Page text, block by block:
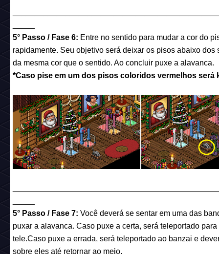
5° Passo / Fase 6: Entre no sentido para mudar a cor do
rapidamente. Seu objetivo será deixar os pisos abaixo dos
da mesma cor que o sentido. Ao concluir puxe a alavanca.
*Caso pise em um dos pisos coloridos vermelhos será
5° Passo / Fase 7: Você deverá se sentar em uma das
puxar a alavanca. Caso puxe a certa, será teleportado para
tele.Caso puxe a errada, será teleportado ao banzai e
sobre eles até retornar ao meio.